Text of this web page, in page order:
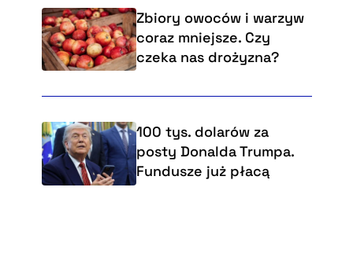
Zbiory owoców i warzyw
coraz mniejsze. Czy
czeka nas drożyzna?
100 tys. dolarów za
posty Donalda Trumpa.
Fundusze już płacą